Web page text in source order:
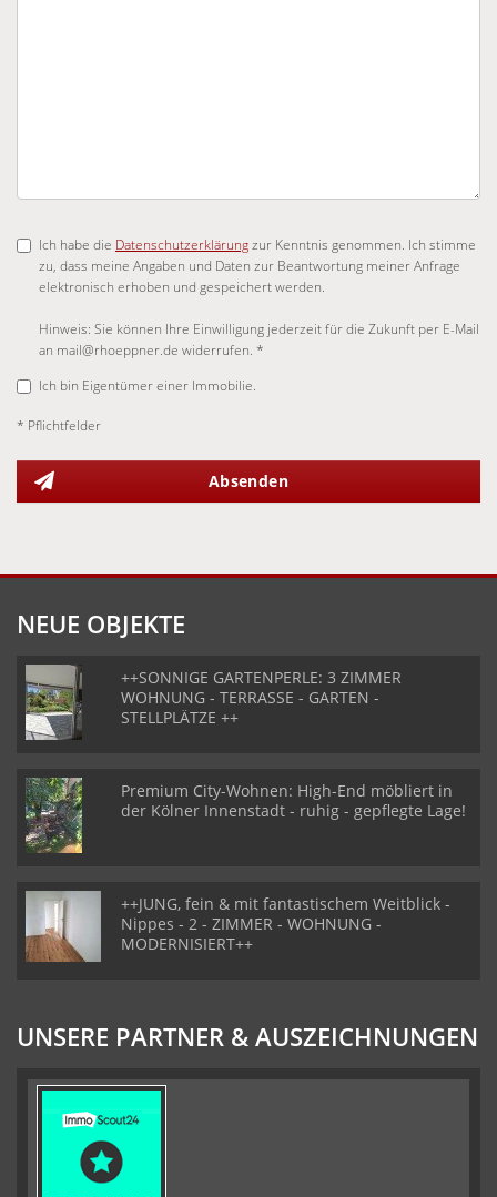
Ich habe die Datenschutzerklärungzur Kenntnis genommen. Ich stimme
zu, dass meine Angaben und Daten zur Beantwortung meiner Anfrage
elektronisch erhoben und gespeichert werden.
Hinweis: Sie können Ihre Einwilligung jederzeit für die Zukunft per E-Mail
an mail@rhoeppner.de widerrufen. *
Ich bin Eigentümer einer Immobilie.
* Pflichtfelder
Absenden
NEUE OBJEKTE
++SONNIGE GARTENPERLE: 3 ZIMMER
WOHNUNG - TERRASSE - GARTEN -
STELLPLÄTZE ++
Premium City-Wohnen: High-End möbliert in
der Kölner Innenstadt - ruhig - gepflegte Lage!
++JUNG, fein & mit fantastischem Weitblick -
Nippes - 2 - ZIMMER - WOHNUNG -
MODERNISIERT++
UNSERE PARTNER & AUSZEICHNUNGEN